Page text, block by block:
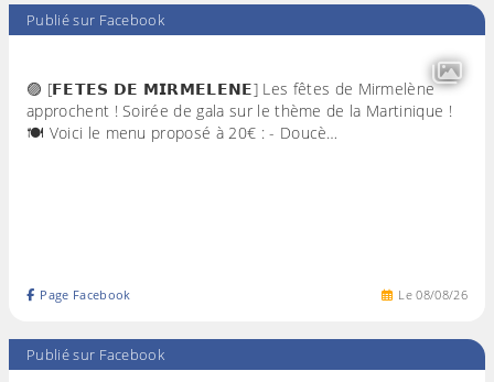
Publié sur Facebook
🟣 [𝗙𝗘𝗧𝗘𝗦 𝗗𝗘 𝗠𝗜𝗥𝗠𝗘𝗟𝗘𝗡𝗘] Les fêtes de Mirmelène
approchent ! Soirée de gala sur le thème de la Martinique !
🍽️ Voici le menu proposé à 20€ : - Doucè…
Le08/08/26
Page Facebook
Publié sur Facebook